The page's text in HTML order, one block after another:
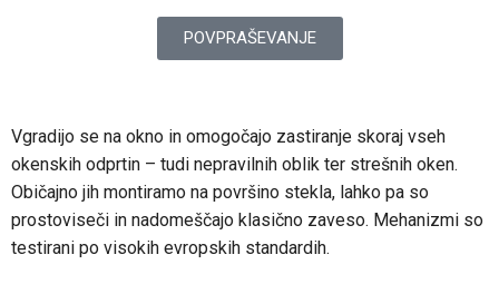
POVPRAŠEVANJE
Vgradijo se na okno in omogočajo zastiranje skoraj vseh
okenskih odprtin – tudi nepravilnih oblik ter strešnih oken.
Običajno jih montiramo na površino stekla, lahko pa so
prostoviseči in nadomeščajo klasično zaveso. Mehanizmi so
testirani po visokih evropskih standardih.
Cankarjev Trg 1
P— odprto po dogovoru
T— odprto po dogovoru
S— odprto po dogovoru
Č — odprto po dogovoru
P— odprto po dogovoru